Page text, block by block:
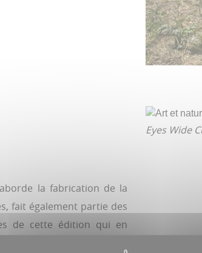
une
la fabrication de la
fait également partie des
de cette édition qui en
avec la jeune création
Eyes Wide